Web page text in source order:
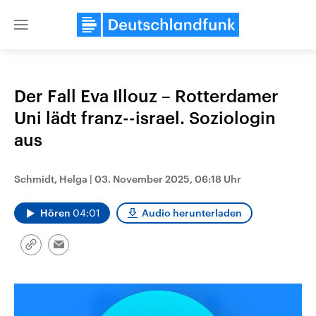
Close
Themen
Landtagswahl Sachsen-Anhalt
2026
September 2026 einen neuen
Landtag. Seit 2021 wird das
Bundesland von einer Koalition aus
den mächtigsten Ländern
mit großem Einfluss auf
Der Fall Eva Illouz – Rotterdamer
Uni lädt franz--israel. Soziologin
aus
Schmidt, Helga | 03. November 2025, 06:18 Uhr
Hören 04:01 Audio herunterladen
Link
Email